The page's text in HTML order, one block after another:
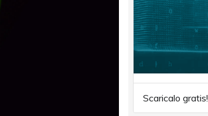
Scaricalo gratis!